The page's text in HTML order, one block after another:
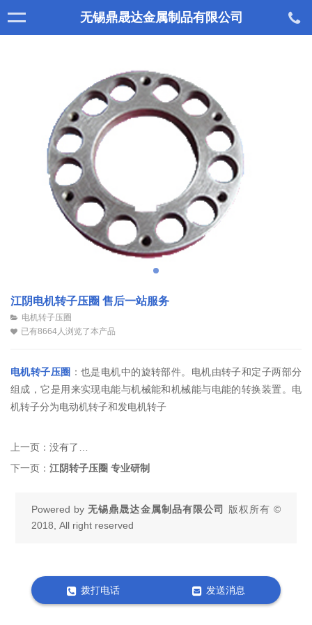
无锡鼎晟达金属制品有限公司
江阴电机转子压圈 售后一站服务
电机转子压圈
已有8664人浏览了本产品
电机转子压圈 ：也是电机中的旋转部件。电机由转子和定子两部分
组成，它是用来实现电能与机械能和机械能与电能的转换装置。电
机转子分为电动机转子和发电机转子
上一页： 没有了…
下一页： 江阴转子压圈 专业研制
Powered by无锡鼎晟达金属制品有限公司
版权所有 ©
2018, All right reserved
拨打电话 发送消息